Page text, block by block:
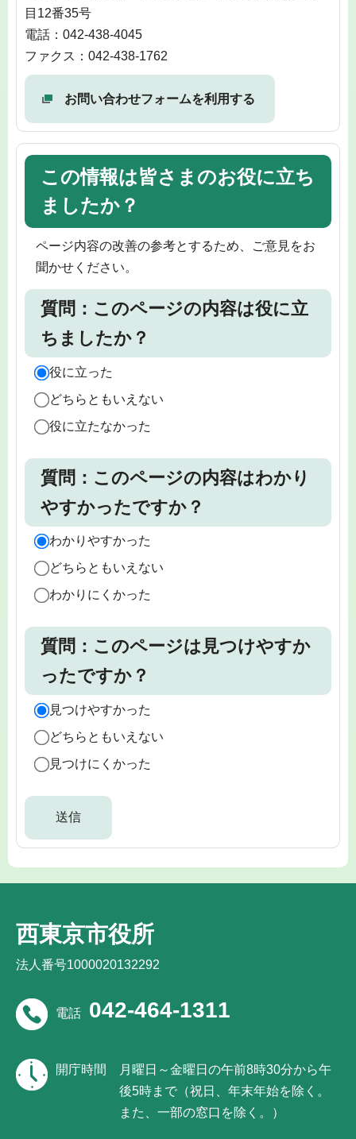
目12番35号
電話：042-438-4045
ファクス：042-438-1762
お問い合わせフォームを利用する
この情報は皆さまのお役に立ち
ましたか？
ページ内容の改善の参考とするため、ご意見をお
聞かせください。
質問：このページの内容は役に立
ちましたか？
役に立った
どちらともいえない
役に立たなかった
質問：このページの内容はわかり
やすかったですか？
わかりやすかった
どちらともいえない
わかりにくかった
質問：このページは見つけやすか
ったですか？
見つけやすかった
どちらともいえない
見つけにくかった
西東京市役所
法人番号1000020132292
電話 042-464-1311
開庁時間
月曜日～金曜日の午前8時30分から午
後5時まで（祝日、年末年始を除く。
また、一部の窓口を除く。）